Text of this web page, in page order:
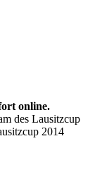
online.
des Lausitzcup
2014